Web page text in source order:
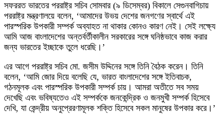
সফররত ভারতের পররাষ্ট্র সচিব সোমবার (৯ ডিসেম্বর) বিকালে সেগুনবাগিচায়
পররাষ্ট্র মন্ত্রণালয়ে বলেন, ‘আমাদের উভয় দেশের জনগণের স্বার্থে এই
পারস্পরিক উপকারী সম্পর্ক অব্যাহত না থাকার কোনও কারণ নেই। সেই লক্ষ্যে
আমি আজ বাংলাদেশের অন্তর্বর্তীকালীন সরকারের সঙ্গে ঘনিষ্ঠভাবে কাজ করার
জন্য ভারতের ইচ্ছাকে তুলে ধরেছি।’
এর আগে পররাষ্ট্র সচিব মো. জসীম উদ্দিনের সঙ্গে তিনি বৈঠক করেন। তিনি
বলেন, ‘আমি জোর দিয়ে বলেছি যে, ভারত বাংলাদেশের সঙ্গে ইতিবাচক,
গঠনমূলক এবং পারস্পরিক উপকারী সম্পর্ক চায়। আমরা অতীতে সব সময়
দেখেছি এবং ভবিষ্যতেও এই সম্পর্ককে জনকেন্দ্রিক ও জনমুখী সম্পর্ক হিসেবে
দেখি, যা কেন্দ্রীয় অনুপ্রেরণামূলক শক্তি হিসেবে সকল মানুষের উপকার করে।’